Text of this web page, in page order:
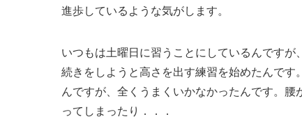
進歩しているような気がします。
いつもは土曜日に習うことにしているんです
続きをしようと高さを出す練習を始めたんで
んですが、全くうまくいかなかったんです。
ってしまったり．．．